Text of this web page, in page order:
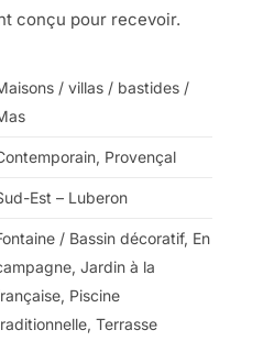
conçu pour recevoir.
/ villas / bastides /
Provençal
Est – Luberon
/ Bassin décoratif, En
Jardin à la
Piscine
Terrasse